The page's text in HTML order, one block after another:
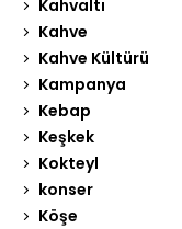
Kahvaltı
Kahve
Kahve Kültürü
Kampanya
Kebap
Keşkek
Kokteyl
konser
Köşe